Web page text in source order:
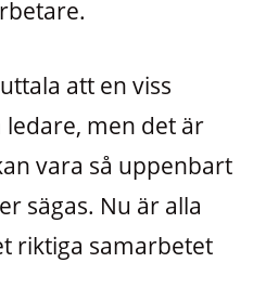
att en viss
men det är
vara så uppenbart
sägas. Nu är alla
riktiga samarbetet